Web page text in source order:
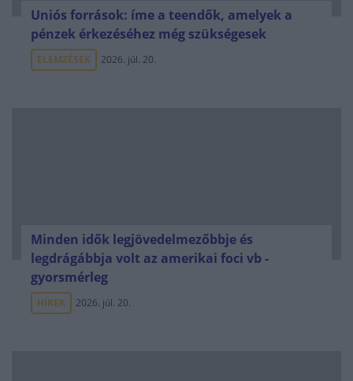
Uniós források: íme a teendők, amelyek a
pénzek érkezéséhez még szükségesek
ELEMZÉSEK 2026. júl. 20.
Minden idők legjövedelmezőbbje és
legdrágábbja volt az amerikai foci vb -
gyorsmérleg
HÍREK 2026. júl. 20.